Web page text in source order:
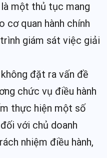
một thủ tục mang
cơ quan hành chính
giám sát việc giải
đặt ra vấn đề
chức vụ điều hành
thực hiện một số
với chủ doanh
nhiệm điều hành,